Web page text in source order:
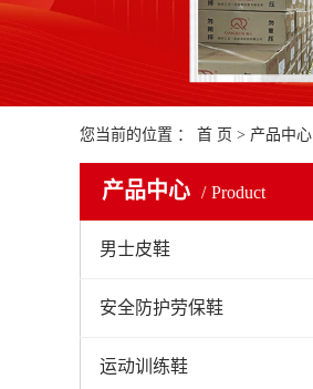
您当前的位置 ： 首 页 > 产品中心
产品中心 Product
男士皮鞋
安全防护劳保鞋
运动训练鞋